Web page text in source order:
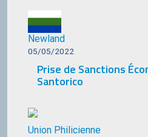
Newland
05/05/2022
Prise de Sanctions
Santorico
Union Philicienne